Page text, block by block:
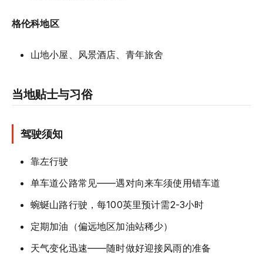
格伦科地区
山地小屋、风景酒店、青年旅舍
当地贴士与习俗
驾驶须知
靠左行驶
单车道公路常见——遇对向来车须使用错车道
蜿蜒山路行驶，每100英里预计需2-3小时
定期加油（偏远地区加油站稀少）
天气变化迅速——随时做好迎接风雨的准备